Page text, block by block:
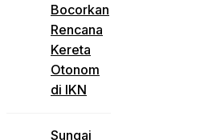
Bocorkan
Rencana
Kereta
Otonom
di IKN
Sungai